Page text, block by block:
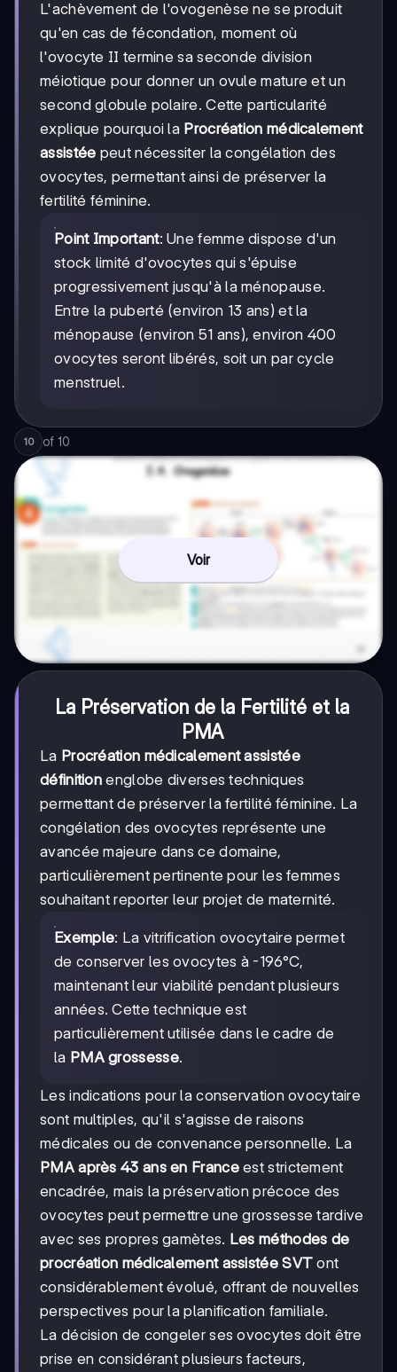
L'achèvement de l'ovogenèse ne se produit
qu'en cas de fécondation, moment où
l'ovocyte II termine sa seconde division
méiotique pour donner un ovule mature et un
second globule polaire. Cette particularité
explique pourquoi la Procréation médicalement
assistée peut nécessiter la congélation des
ovocytes, permettant ainsi de préserver la
fertilité féminine.
Point Important: Une femme dispose d'un
stock limité d'ovocytes qui s'épuise
progressivement jusqu'à la ménopause.
Entre la puberté (environ 13 ans) et la
ménopause (environ 51 ans), environ 400
ovocytes seront libérés, soit un par cycle
menstruel.
10 of 10
Voir
La Préservation de la Fertilité et la
PMA
La Procréation médicalement assistée
définition englobe diverses techniques
permettant de préserver la fertilité féminine. La
congélation des ovocytes représente une
avancée majeure dans ce domaine,
particulièrement pertinente pour les femmes
souhaitant reporter leur projet de maternité.
Exemple: La vitrification ovocytaire permet
de conserver les ovocytes à -196°C,
maintenant leur viabilité pendant plusieurs
années. Cette technique est
particulièrement utilisée dans le cadre de
la PMA grossesse.
Les indications pour la conservation ovocytaire
sont multiples, qu'il s'agisse de raisons
médicales ou de convenance personnelle. La
PMA après 43 ans en Franceest strictement
encadrée, mais la préservation précoce des
ovocytes peut permettre une grossesse tardive
avec ses propres gamètes. Les méthodes de
procréation médicalement assistée SVT ont
considérablement évolué, offrant de nouvelles
perspectives pour la planification familiale.
La décision de congeler ses ovocytes doit être
prise en considérant plusieurs facteurs,